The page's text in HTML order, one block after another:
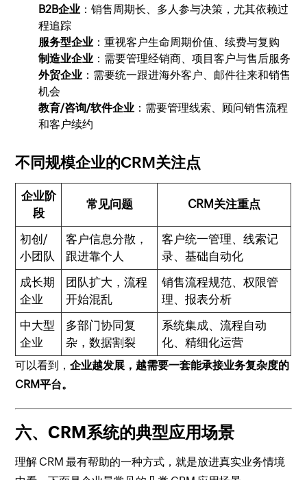
B2B企业 ：销售周期长、多人参与决策，尤其依赖过
程追踪
服务型企业 ：重视客户生命周期价值、续费与复购
制造业企业 ：需要管理经销商、项目客户与售后服务
外贸企业 ：需要统一跟进海外客户、邮件往来和销售
机会
教育/咨询/软件企业 ：需要管理线索、顾问销售流程
和客户续约
不同规模企业的CRM关注点
企业阶
段
常见问题 CRM关注重点
初创/
小团队
客户信息分散，
跟进靠个人
客户统一管理、线索记
录、基础自动化
成长期
企业
团队扩大，流程
开始混乱
销售流程规范、权限管
理、报表分析
中大型
企业
多部门协同复
杂，数据割裂
系统集成、流程自动
化、精细化运营
可以看到，企业越发展，越需要一套能承接业务复杂度的
CRM平台。
六、CRM系统的典型应用场景
理解 CRM 最有帮助的一种方式，就是放进真实业务情境